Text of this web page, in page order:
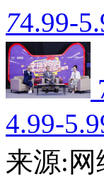
74.99-
4.99-
来源:网